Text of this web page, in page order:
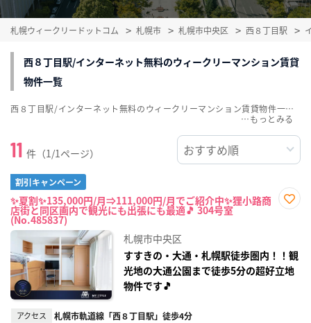
札幌ウィークリードットコム 札幌市 札幌市中央区 西８丁目駅
西８丁目駅/インターネット無料のウィークリーマンション賃貸
物件一覧
11 件（1/1ページ）
割引キャンペーン
✨夏割✨135,000円/月⇒111,000円/月でご紹介中✨狸小路商
店街と同区画内で観光にも出張にも最適🎵 304号室
(No.485837)
札幌市中央区
すすきの・大通・札幌駅徒歩圏内！！観
光地の大通公園まで徒歩5分の超好立地
物件です🎵
アクセス 札幌市軌道線「西８丁目駅」徒歩4分
西８丁目駅/インターネット無料のウィークリーマンション賃貸物件一覧を、11件掲載中。敷金・礼金無料、家具・家電付をご紹介。こだわり条件での絞込みも簡単！
…